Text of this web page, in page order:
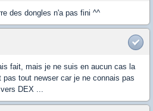
des dongles n'a pas fini ^^
fait, mais je ne suis en aucun cas la
tout newser car je ne connais pas
DEX ...